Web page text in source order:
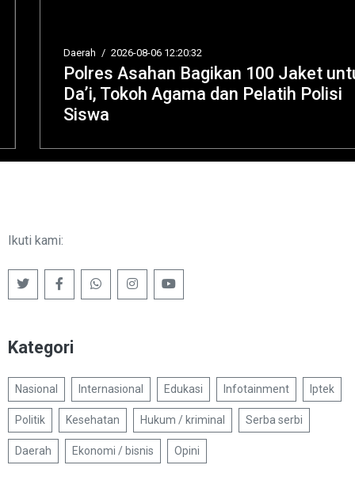
/ 2026-08-06 12:20:32
Polres Asahan Bagikan 100 Jaket untuk
Da’i, Tokoh Agama dan Pelatih Polisi
Siswa
Ikuti kami:
Kategori
Nasional Internasional Edukasi Infotainment Iptek
Politik Kesehatan Hukum / kriminal Serba serbi
Daerah Ekonomi / bisnis Opini